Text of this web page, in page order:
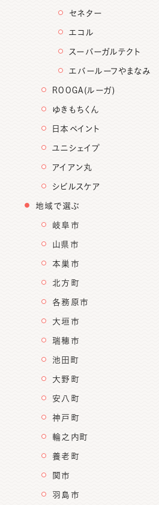
セネター
エコル
スーパーガルテクト
エバールーフやまなみ
ROOGA(ルーガ)
ゆきもちくん
日本ペイント
ユニシェイプ
アイアン丸
シビルスケア
地域で選ぶ
岐阜市
山県市
本巣市
北方町
各務原市
大垣市
瑞穂市
池田町
大野町
安八町
神戸町
輪之内町
養老町
関市
羽島市